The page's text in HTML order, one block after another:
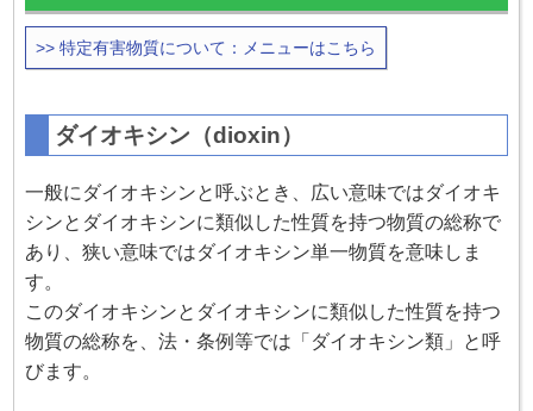
>> 特定有害物質について：メニューはこちら
ダイオキシン（dioxin）
一般にダイオキシンと呼ぶとき、広い意味ではダイオキ
シンとダイオキシンに類似した性質を持つ物質の総称で
あり、狭い意味ではダイオキシン単一物質を意味しま
す。
このダイオキシンとダイオキシンに類似した性質を持つ
物質の総称を、法・条例等では「ダイオキシン類」と呼
びます。